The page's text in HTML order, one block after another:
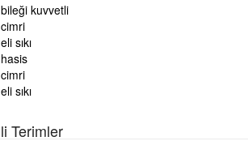
bileği kuvvetli
cimri
eli sıkı
hasis
cimri
eli sıkı
Terimler